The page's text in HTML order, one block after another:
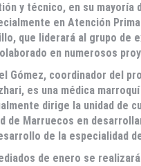
y técnico, en su mayoría
en Atención
que liderará al grupo de
en numerosos
Gómez, coordinador del
es una médica
dirige la unidad de
de Marruecos en
de la especialidad
de enero se